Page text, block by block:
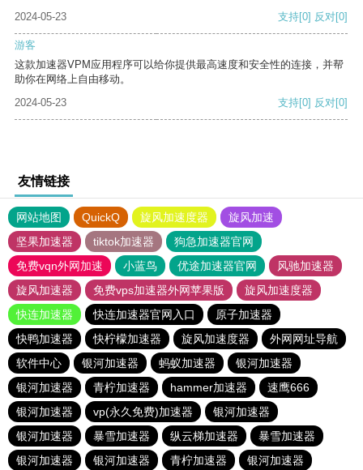
2024-05-23 支持[0] 反对[0]
游客
这款加速器VPM应用程序可以给你提供最高速度和安全性的连接，并帮
助你在网络上自由移动。
2024-05-23
支持[0] 反对[0]
友情链接
网站地图 QuickQ 旋风加速度器
旋风加速
坚果加速器
tiktok加速器
狗急加速器官网
免费vqn外网加速
小蓝鸟 优途加速器官网
风驰加速器
旋风加速器
免费vps加速器外网苹果版
旋风加速度器
快连加速器
快连加速器官网入口
原子加速器
快鸭加速器
快柠檬加速器 旋风加速度器
外网网址导航
软件中心
银河加速器 蚂蚁加速器
银河加速器
银河加速器
青柠加速器 hammer加速器
速鹰666
银河加速器
vp(永久免费)加速器
银河加速器
银河加速器
暴雪加速器 纵云梯加速器
暴雪加速器
银河加速器
银河加速器 青柠加速器 银河加速器